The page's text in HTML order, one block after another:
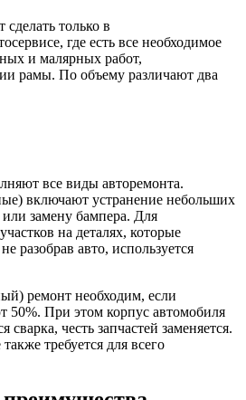
только в
где есть все необходимое
и малярных работ,
рамы. По объему различают два
все виды авторемонта.
включают устранение небольших
замену бампера. Для
на деталях, которые
разобрав авто, используется
ремонт необходим, если
50%. При этом корпус автомобиля
сварка, честь запчастей заменяется.
требуется для всего